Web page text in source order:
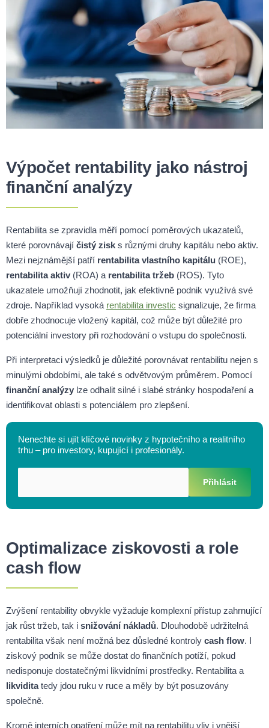
Výpočet rentability jako nástroj
finanční analýzy
Rentabilita se zpravidla měří pomocí poměrových ukazatelů,
které porovnávají čistý zisk s různými druhy kapitálu nebo aktiv.
Mezi nejznámější patří rentabilita vlastního kapitálu (ROE),
rentabilita aktiv (ROA) a rentabilita tržeb (ROS). Tyto
ukazatele umožňují zhodnotit, jak efektivně podnik využívá své
zdroje. Například vysoká rentabilita investic signalizuje, že firma
dobře zhodnocuje vložený kapitál, což může být důležité pro
potenciální investory při rozhodování o vstupu do společnosti.
Při interpretaci výsledků je důležité porovnávat rentabilitu nejen s
minulými obdobími, ale také s odvětvovým průměrem. Pomocí
finanční analýzy lze odhalit silné i slabé stránky hospodaření a
identifikovat oblasti s potenciálem pro zlepšení.
Nenechte si ujít klíčové novinky z hypotečního a realitního
trhu – pro investory, kupující i profesionály.
Přihlásit
Optimalizace ziskovosti a role
cash flow
Zvýšení rentability obvykle vyžaduje komplexní přístup zahrnující
jak růst tržeb, tak i snižování nákladů. Dlouhodobě udržitelná
rentabilita však není možná bez důsledné kontroly cash flow. I
ziskový podnik se může dostat do finančních potíží, pokud
nedisponuje dostatečnými likvidními prostředky. Rentabilita a
likviditatedy jdou ruku v ruce a měly by být posuzovány
společně.
Kromě interních opatření může mít na rentabilitu vliv i vnější